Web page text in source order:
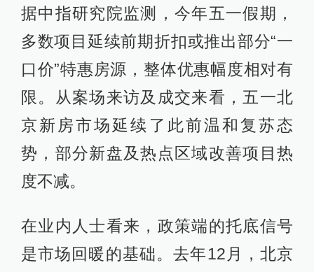
据中指研究院监测，今年五一假期，
多数项目延续前期折扣或推出部分“一
口价”特惠房源，整体优惠幅度相对有
限。从案场来访及成交来看，五一北
京新房市场延续了此前温和复苏态
势，部分新盘及热点区域改善项目热
度不减。
在业内人士看来，政策端的托底信号
是市场回暖的基础。去年12月，北京